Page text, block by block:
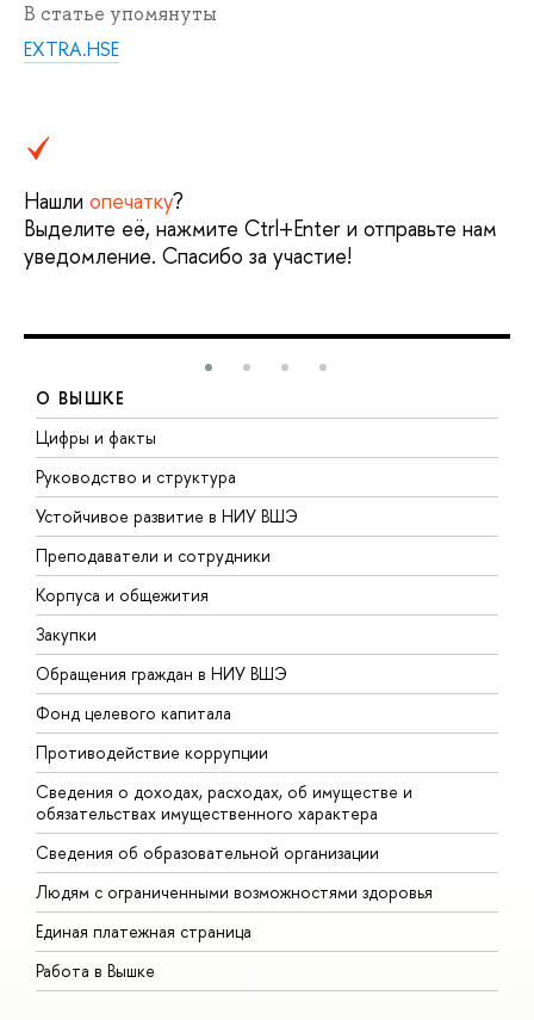
В статье упомянуты
EXTRA.HSE
Нашли опечатку?
Выделите её, нажмите Ctrl+Enter и отправьте нам
уведомление. Спасибо за участие!
О ВЫШКЕ
Цифры и факты
Руководство и структура
Устойчивое развитие в НИУ ВШЭ
Преподаватели и сотрудники
Корпуса и общежития
Закупки
Обращения граждан в НИУ ВШЭ
Фонд целевого капитала
Противодействие коррупции
Сведения о доходах, расходах, об имуществе и
обязательствах имущественного характера
Сведения об образовательной организации
Людям с ограниченными возможностями здоровья
Единая платежная страница
Работа в Вышке